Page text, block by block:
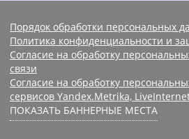
Порядок обработки персональных
Политика конфиденциальности и
Согласие на обработку
связи
Согласие на обработку
сервисов Yandex.Metrika,
ПОКАЗАТЬ БАННЕРНЫЕ МЕСТА